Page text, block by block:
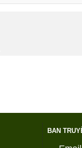
BAN